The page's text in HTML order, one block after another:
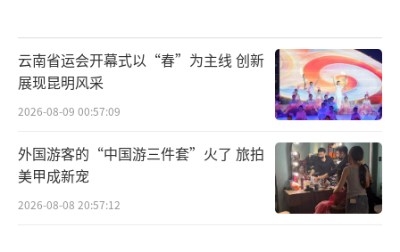
云南省运会开幕式以“春”为主线 创新
展现昆明风采
2026-08-09 00:57:09
外国游客的“中国游三件套”火了 旅拍
美甲成新宠
2026-08-08 20:57:12